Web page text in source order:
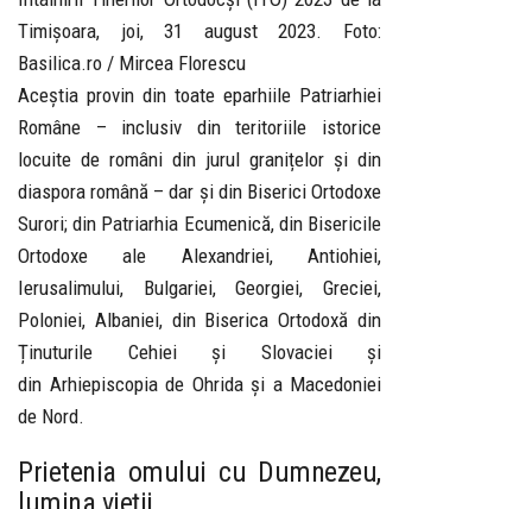
Timișoara, joi, 31 august 2023. Foto:
Basilica.ro / Mircea Florescu
Aceștia provin din toate eparhiile Patriarhiei
Române – inclusiv din teritoriile istorice
locuite de români din jurul granițelor și din
diaspora română – dar și din Biserici Ortodoxe
Surori; din Patriarhia Ecumenică, din Bisericile
Ortodoxe ale Alexandriei, Antiohiei,
Ierusalimului, Bulgariei, Georgiei, Greciei,
Poloniei, Albaniei, din Biserica Ortodoxă din
Ținuturile Cehiei și Slovaciei și
din Arhiepiscopia de Ohrida și a Macedoniei
de Nord.
Prietenia omului cu Dumnezeu,